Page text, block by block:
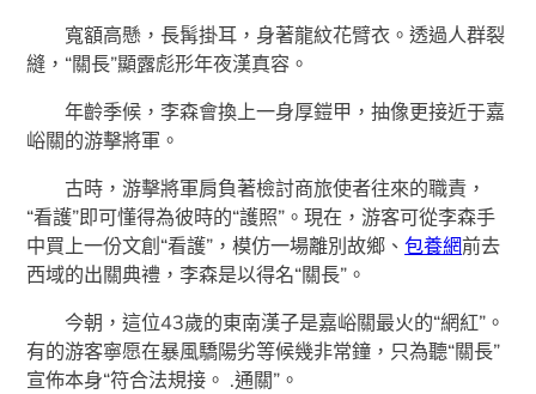
寬額高懸，長髯掛耳，身著龍紋花臂衣。透過人群裂
縫，“關長”顯露彪形年夜漢真容。
年齡季候，李森會換上一身厚鎧甲，抽像更接近于嘉
峪關的游擊將軍。
古時，游擊將軍肩負著檢討商旅使者往來的職責，
“看護”即可懂得為彼時的“護照”。現在，游客可從李森手
中買上一份文創“看護”，模仿一場離別故鄉、包養網前去
西域的出關典禮，李森是以得名“關長”。
今朝，這位43歲的東南漢子是嘉峪關最火的“網紅”。
有的游客寧愿在暴風驕陽劣等候幾非常鐘，只為聽“關長”
宣佈本身“符合法規接。 .通關”。